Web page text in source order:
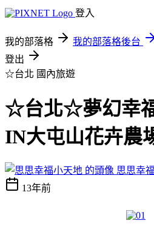
登入
我的部落格 我的部落格後台
登出
☆台北 國內旅遊
☆台北☆夢幻幸
IN大屯山花卉農
思思幸
13年前